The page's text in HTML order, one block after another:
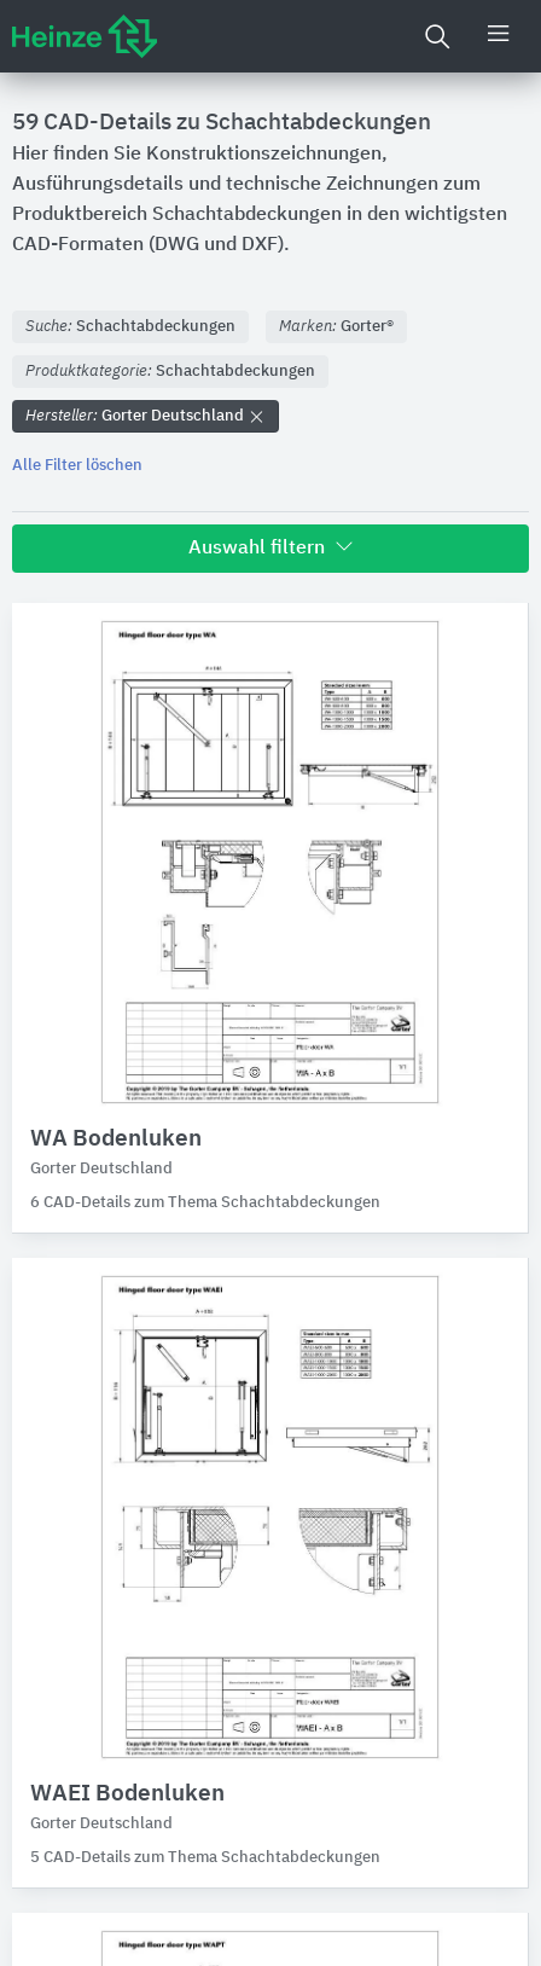
59 CAD-Details zu Schachtabdeckungen
Hier finden Sie Konstruktionszeichnungen,
Ausführungsdetails und technische Zeichnungen zum
Produktbereich Schachtabdeckungen in den wichtigsten
CAD-Formaten (DWG und DXF).
Suche: Schachtabdeckungen Marken: Gorter®
Produktkategorie: Schachtabdeckungen
Hersteller: Gorter Deutschland
Alle Filter löschen
Auswahl filtern
Gorter Deutschland
Produktkategorie
Technische Funktionen
WA Bodenluken
Gorter Deutschland
6 CAD-Details zum Thema Schachtabdeckungen
WAEI Bodenluken
Gorter Deutschland
5 CAD-Details zum Thema Schachtabdeckungen